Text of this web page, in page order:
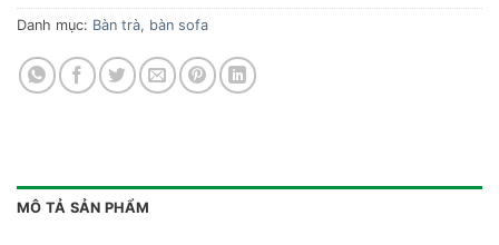
Danh mục: Bàn trà, bàn sofa
MÔ TẢ SẢN PHẨM